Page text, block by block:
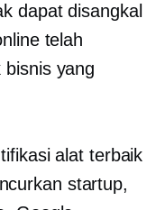
dapat disangkal
telah
bisnis yang
alat terbaik
startup,